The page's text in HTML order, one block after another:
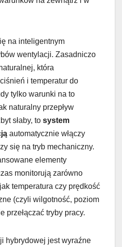
na inteligentnym
wentylacji. Zasadniczo
która
i temperatur do
tylko warunki na to
naturalny przepływ
słaby, to system
automatycznie włączy
się na tryb mechaniczny.
elementy
monitorują zarówno
temperatura czy prędkość
(czyli wilgotność, poziom
przełączać tryby pracy.
hybrydowej jest wyraźne